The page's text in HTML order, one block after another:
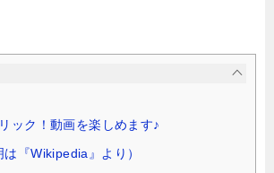
ック！動画を楽しめます♪
『Wikipedia』より）